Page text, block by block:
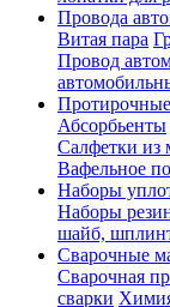
Провода
Витая пара
Провод
Абсорбьенты
Салфетки
Вафельное
Наборы
Наборы
шайб,
Сварочные
Сварочная
сварки